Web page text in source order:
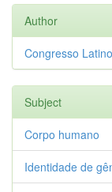
Author
Congresso
Subject
Corpo humano
Identidade de